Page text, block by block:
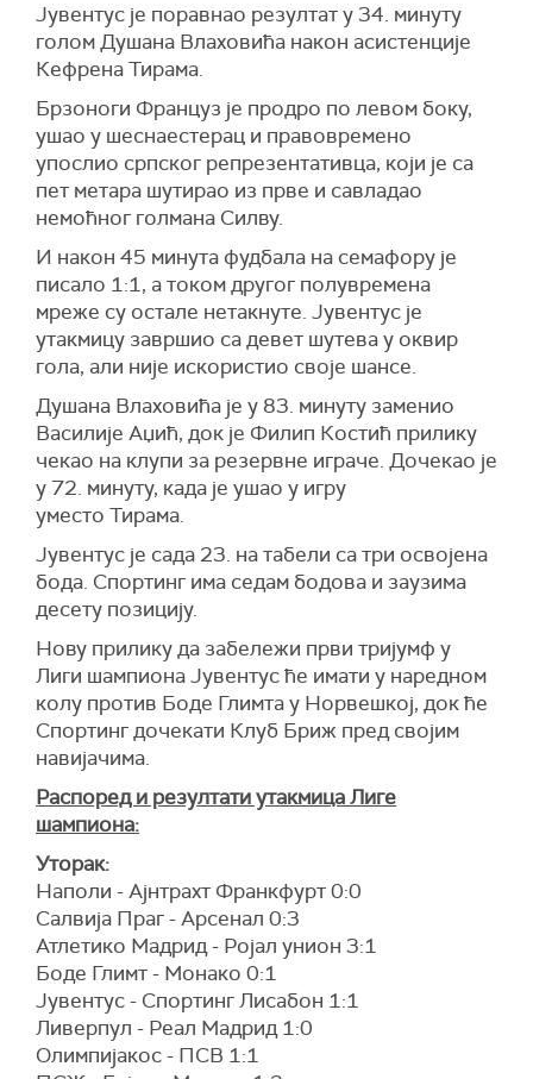
Јувентус је поравнао резултат у 34. минуту
голом Душана Влаховића након асистенције
Кефрена Тирама.
Брзоноги Француз је продро по левом боку,
ушао у шеснаестерац и правовремено
упослио српског репрезентативца, који је са
пет метара шутирао из прве и савладао
немоћног голмана Силву.
И након 45 минута фудбала на семафору је
писало 1:1, а током другог полувремена
мреже су остале нетакнуте. Јувентус је
утакмицу завршио са девет шутева у оквир
гола, али није искористио своје шансе.
Душана Влаховића је у 83. минуту заменио
Василије Аџић, док је Филип Костић прилику
чекао на клупи за резервне играче. Дочекао је
у 72. минуту, када је ушао у игру
уместо Тирама.
Јувентус је сада 23. на табели са три освојена
бода. Спортинг има седам бодова и заузима
десету позицију.
Нову прилику да забележи први тријумф у
Лиги шампиона Јувентус ће имати у наредном
колу против Боде Глимта у Норвешкој, док ће
Спортинг дочекати Клуб Бриж пред својим
навијачима.
Распоред и резултати утакмица Лиге
шампиона:
Уторак:
Наполи - Ајнтрахт Франкфурт 0:0
Салвија Праг - Арсенал 0:3
Атлетико Мадрид - Ројал унион 3:1
Боде Глимт - Монако 0:1
Јувентус - Спортинг Лисабон 1:1
Ливерпул - Реал Мадрид 1:0
Олимпијакос - ПСВ 1:1